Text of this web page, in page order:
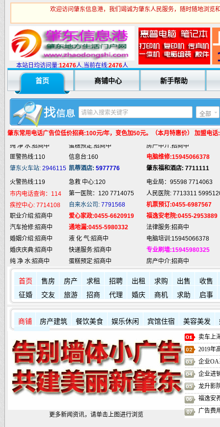
欢迎访问肇东信息港，我们竭诚为肇东人民服务，随时随地浏览
本站日均访问量:12476人,当前在线:2476人
首页 商铺中心 新手帮助
全部
肇东常用电话广告位低价招商:100元/年，变色加50元。（本月特惠价） 加盟电
火警热线:119 急救 中心:120
电业局：95598 7714063
市内电话查询：114
第一医院：120 7714075
人民医院: 7713311
疾控中心:7714108 自来水公司:7791568
机票预订:0455-6987567
职业介绍:招商中
爱心家政:0455-6620919
福逸安老院:0455-2953889
汽车抢修:招商中
通地漏:0455-5980332
法律服务:招商中
婚姻介绍:招商中
液 化 气:招商中
电脑培训:15945066378
婚庆庆典:招商中
快递服务:招商中
专业刷墙:15945980325
纯 净 水:招商中
蛋糕预定:招商中
房产中介:招商中
匪警热线:110
信息台:160
电脑维修:15945066378
肇东火车站:2946115 凯蒂酒店:5977776
肇东福和酒店: 7711111
火警热线:119
急救 中心:120
电业局：95598 7714063
市内电话查询：114
第一医院：120 7714075
人民医院: 7713311
疾控中心:7714108 自来水公司:7791568
机票预订:0455-6987567
职业介绍:招商中
爱心家政:0455-6620919
福逸安老院:0455-2953889
汽车抢修:招商中
通地漏:0455-5980332
法律服务:招商中
婚姻介绍:招商中
液 化 气:招商中
电脑培训:15945066378
婚庆庆典:招商中
快递服务:招商中
专业刷墙:15945980325
纯 净 水:招商中
蛋糕预定:招商中
房产中介:招商中
匪警热线:110
信息台:160
电脑维修:15945066378
肇东火车站:2946115 凯蒂酒店:5977776 肇东福和酒店: 7711111
首页 售房 房产 求租 招聘 出租 求购 出售
收售
征婚
交友 旅游 招商 代理 婚庆 商机 求助 启事
商铺 房产建筑 餐饮美食 娱乐休闲 宾馆住宿 美容美发
更多新闻资讯，请单击上图进行浏览
卖车上
2019年
企业OA
企业进
龙升影
福逸安
广告费